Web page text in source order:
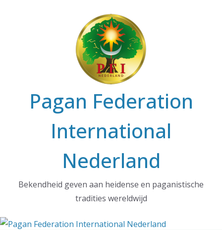
Pagan Federation
International
Nederland
Bekendheid geven aan heidense en paganistische
tradities wereldwijd